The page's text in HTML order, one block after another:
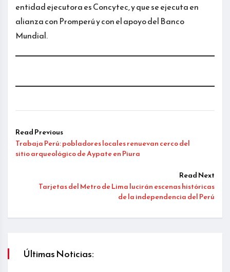
entidad ejecutora es Concytec, y que se ejecuta en
alianza con Promperú y con el apoyo del Banco
Mundial.
Read Previous
Trabaja Perú: pobladores locales renuevan cerco del
sitio arqueológico de Aypate en Piura
Read Next
Tarjetas del Metro de Lima lucirán escenas históricas
de la independencia del Perú
Últimas Noticias: